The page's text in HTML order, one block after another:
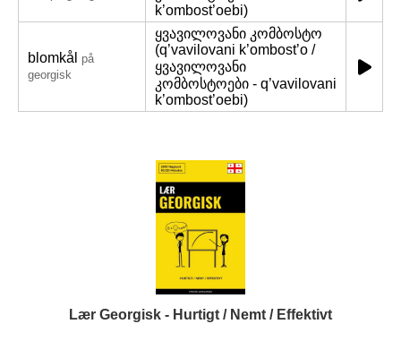
k’ombost’oebi)
blomkål
på
georgisk
ყვავილოვანი კომბოსტო
(q’vavilovani k’ombost’o /
ყვავილოვანი
კომბოსტოები - q’vavilovani
k’ombost’oebi)
Lær Georgisk - Hurtigt / Nemt / Effektivt